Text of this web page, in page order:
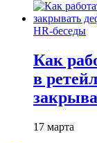
HR-беседы
Как
в
17 марта